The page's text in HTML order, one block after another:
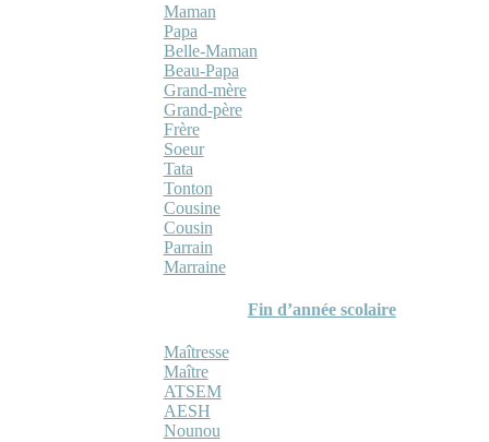
Maman
Papa
Belle-Maman
Beau-Papa
Grand-mère
Grand-père
Frère
Soeur
Tata
Tonton
Cousine
Cousin
Parrain
Marraine
Fin d’année scolaire
Maîtresse
Maître
ATSEM
AESH
Nounou